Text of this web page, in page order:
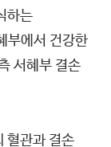
하는
부에서 건강한
서혜부 결손
혈관과 결손